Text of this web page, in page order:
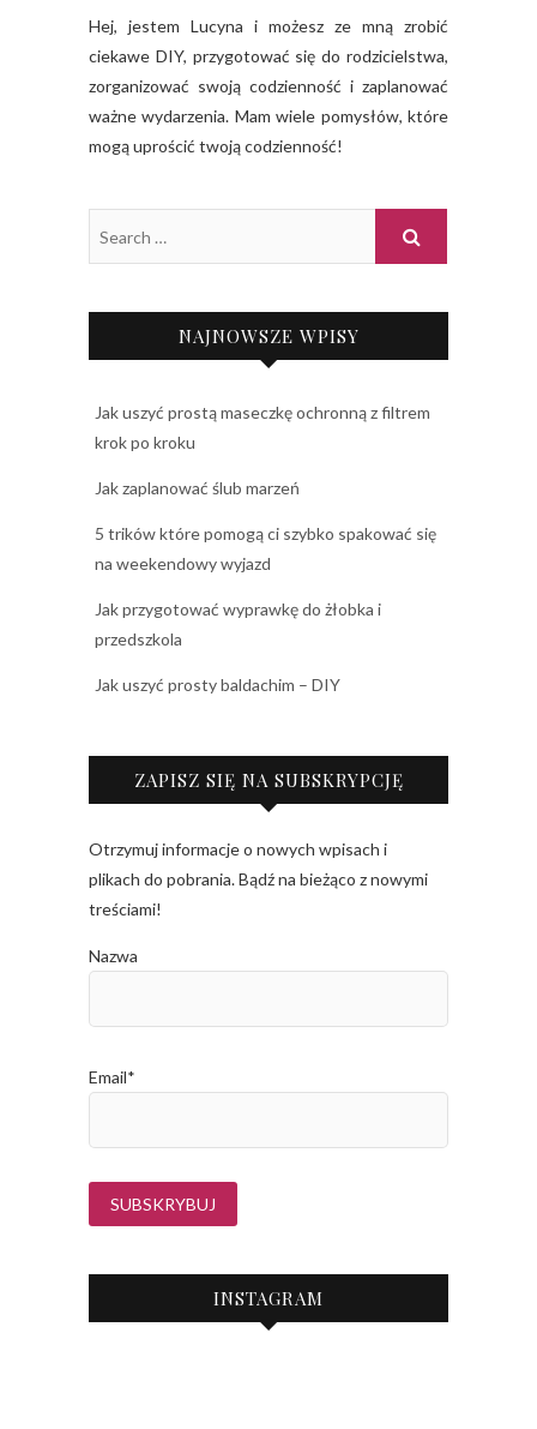
Hej, jestem Lucyna i możesz ze mną zrobić
ciekawe DIY, przygotować się do rodzicielstwa,
zorganizować swoją codzienność i zaplanować
ważne wydarzenia. Mam wiele pomysłów, które
mogą uprościć twoją codzienność!
NAJNOWSZE WPISY
Jak uszyć prostą maseczkę ochronną z filtrem
krok po kroku
Jak zaplanować ślub marzeń
5 trików które pomogą ci szybko spakować się
na weekendowy wyjazd
Jak przygotować wyprawkę do żłobka i
przedszkola
Jak uszyć prosty baldachim – DIY
ZAPISZ SIĘ NA SUBSKRYPCJĘ
Otrzymuj informacje o nowych wpisach i
plikach do pobrania. Bądź na bieżąco z nowymi
treściami!
Nazwa
Email*
INSTAGRAM